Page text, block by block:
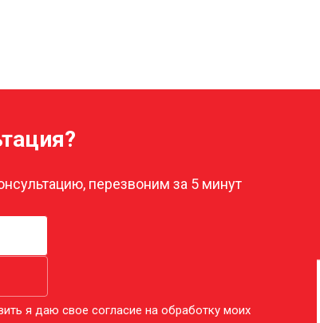
перезвоним за 5 минут
я даю свое согласие на обработку моих